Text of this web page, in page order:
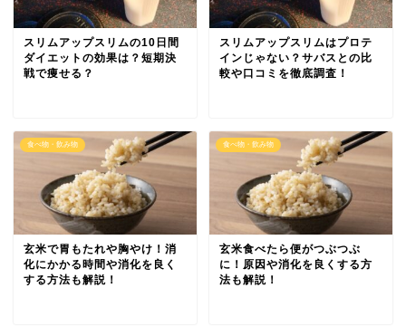
スリムアップスリムの10日間
ダイエットの効果は？短期決
戦で痩せる？
スリムアップスリムはプロテ
インじゃない？サバスとの比
較や口コミを徹底調査！
食べ物・飲み物
玄米で胃もたれや胸やけ！消
化にかかる時間や消化を良く
する方法も解説！
食べ物・飲み物
玄米食べたら便がつぶつぶ
に！原因や消化を良くする方
法も解説！